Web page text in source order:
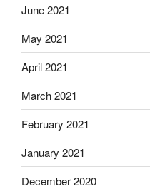
June 2021
May 2021
April 2021
March 2021
February 2021
January 2021
December 2020